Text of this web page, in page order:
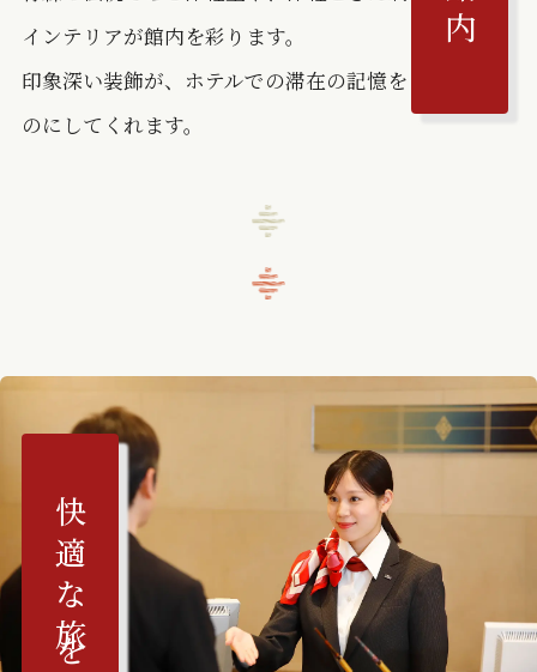
インテリアが館内を彩ります。
印象深い装飾が、ホテルでの滞在の記憶をより深いも
のにしてくれます。